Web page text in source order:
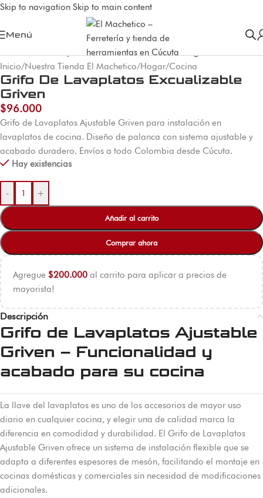
Skip to navigation Skip to main content
Menú
Inicio/Nuestra Tienda El Machetico/Hogar/Cocina
Grifo De Lavaplatos Excualizable
Griven
$96.000
Grifo de Lavaplatos Ajustable Griven para instalación en
lavaplatos de cocina. Diseño de palanca con sistema ajustable y
acabado duradero. Envíos a todo Colombia desde Cúcuta.
Hay existencias
- +
Añadir al carrito
Comprar ahora
Agregue $200.000 al carrito para aplicar a precios de
mayorista!
Descripción
Grifo de Lavaplatos Ajustable
Griven – Funcionalidad y
acabado para su cocina
La llave del lavaplatos es uno de los accesorios de mayor uso
diario en cualquier cocina, y elegir una de calidad marca la
diferencia en comodidad y durabilidad. El Grifo de Lavaplatos
Ajustable Griven ofrece un sistema de instalación flexible que se
adapta a diferentes espesores de mesón, facilitando el montaje en
cocinas domésticas y comerciales sin necesidad de modificaciones
adicionales.